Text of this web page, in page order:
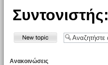
Συντονιστής:
Ανακοινώσεις